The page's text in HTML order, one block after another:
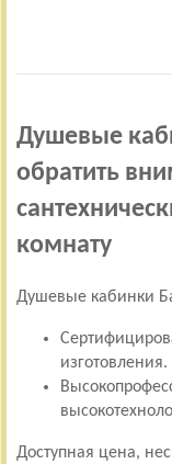
Душевые
обратить
комнату
Душевые кабинки
изготовления.
Доступная цена,